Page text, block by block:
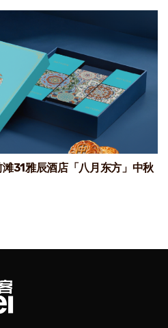
31雅辰酒店「八月东方」中秋